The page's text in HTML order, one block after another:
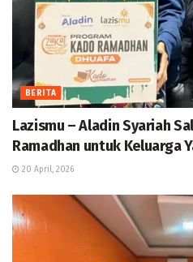
BERITA
Lazismu – Aladin Syariah
Ramadhan untuk Keluarga
20 April, 2026